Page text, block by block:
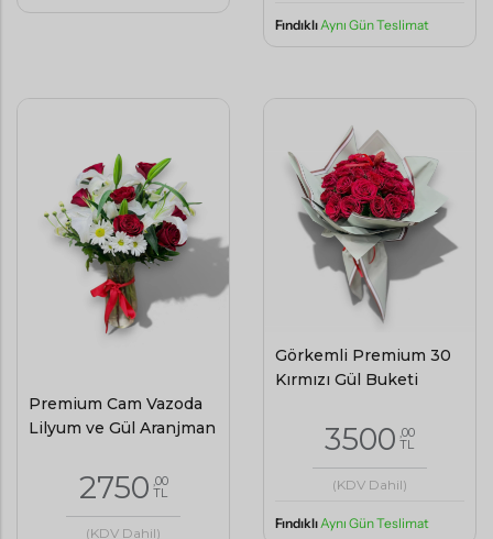
Fındıklı Aynı Gün Teslimat
Premium Cam Vazoda
Lilyum ve Gül Aranjman
2750 ,00
TL
(KDV Dahil)
Görkemli Premium 30
Kırmızı Gül Buketi
3500 ,00
TL
(KDV Dahil)
FındıklıAynı Gün Teslimat